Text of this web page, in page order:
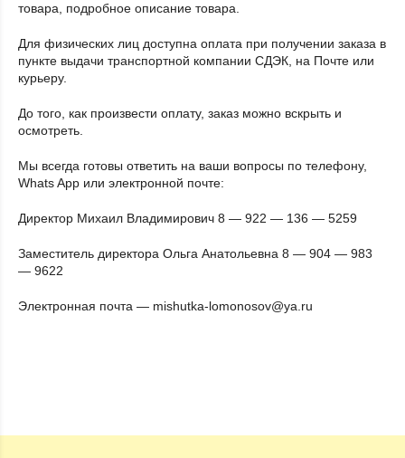
товара, подробное описание товара.
Для физических лиц доступна оплата при получении заказа в
пункте выдачи транспортной компании СДЭК, на Почте или
курьеру.
До того, как произвести оплату, заказ можно вскрыть и
осмотреть.
Мы всегда готовы ответить на ваши вопросы по телефону,
Whats App или электронной почте:
Директор Михаил Владимирович 8 — 922 — 136 — 5259
Заместитель директора Ольга Анатольевна 8 — 904 — 983
— 9622
Электронная почта — mishutka-lomonosov@ya.ru